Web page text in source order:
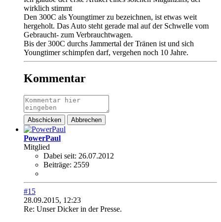
wirklich stimmt
Den 300C als Youngtimer zu bezeichnen, ist etwas weit
hergeholt. Das Auto steht gerade mal auf der Schwelle vom
Gebraucht- zum Verbrauchtwagen.
Bis der 300C durchs Jammertal der Tränen ist und sich
Youngtimer schimpfen darf, vergehen noch 10 Jahre.
Kommentar
Abschicken Abbrechen
PowerPaul
Mitglied
Dabei seit: 26.07.2012
Beiträge: 2559
#15
28.09.2015, 12:23
Re: Unser Dicker in der Presse.